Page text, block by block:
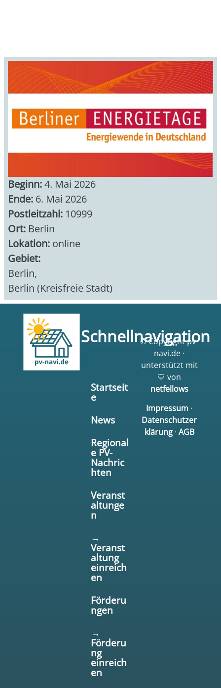
Beginn:4. Mai 2026
Ende: 6. Mai 2026
Postleitzahl: 10999
Ort: Berlin
Lokation: online
Gebiet:
Berlin,
Berlin (Kreisfreie Stadt)
Schnellnavigation
Startseit
e
News
Regional
e PV-
Nachric
hten
Veranst
altunge
n
→
Veranst
altung
einreich
en
Förderu
ngen
→
Förderu
ng
einreich
en
© Copyright pv-
navi.de ·
unterstützt mit
💛 von
netfellows
Impressum ·
Datenschutzer
klärung· AGB